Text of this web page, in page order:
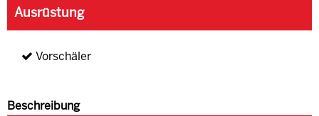
Ausrüstung
Vorschäler
Beschreibung